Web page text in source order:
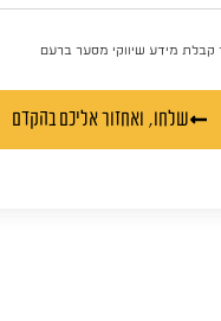
קבלת מידע שיווקי מסער ברעם
שלחו, ואחזור אליכם בהקדם